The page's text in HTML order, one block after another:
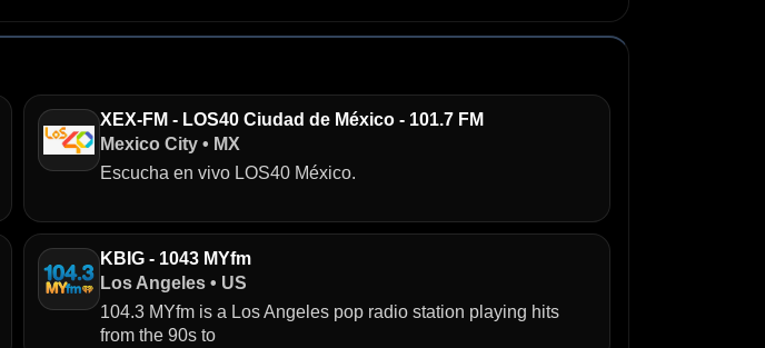
XEX-FM - LOS40 Ciudad de México - 101.7 FM
Mexico City • MX
Escucha en vivo LOS40 México.
KBIG - 1043 MYfm
Los Angeles • US
104.3 MYfm is a Los Angeles pop radio station playing hits
from the 90s to